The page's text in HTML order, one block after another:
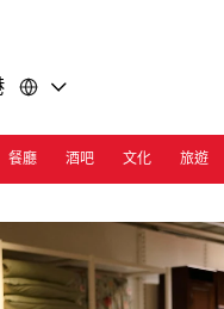
餐廳 酒吧 文化 旅遊